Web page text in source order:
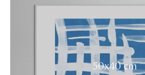
50x40 cm